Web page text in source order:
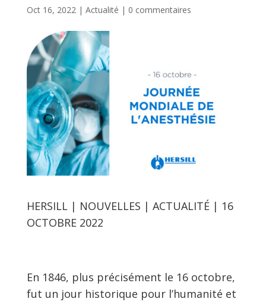
Oct 16, 2022| Actualité | 0 commentaires
HERSILL | NOUVELLES | ACTUALITÉ | 16
OCTOBRE 2022
En 1846, plus précisément le 16 octobre,
fut un jour historique pour l’humanité et